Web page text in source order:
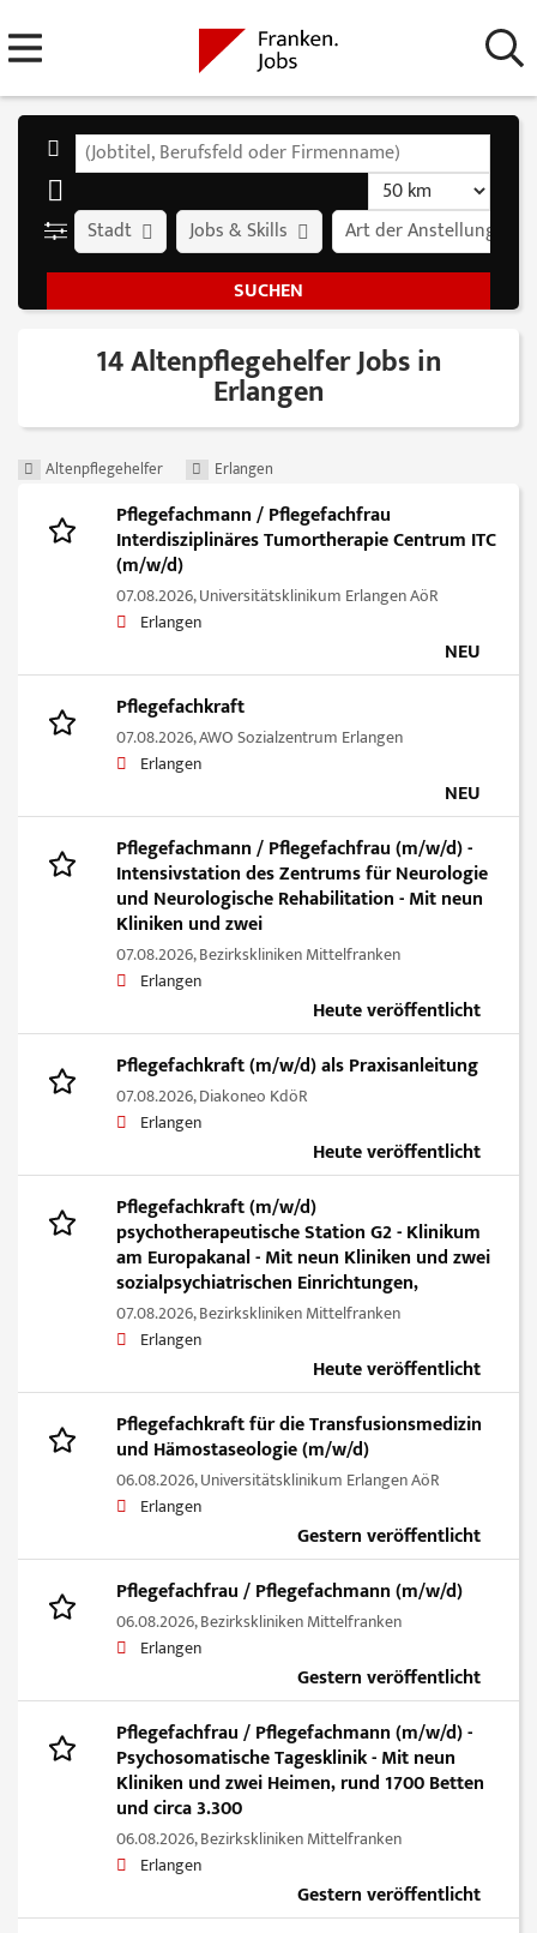
Stadt Art der Anstellung
Jobs & Skills
14 Altenpflegehelfer Jobs in
Erlangen
Altenpflegehelfer Erlangen
Pflegefachmann / Pflegefachfrau
Interdisziplinäres Tumortherapie Centrum ITC
(m/w/d)
07.08.2026,Universitätsklinikum Erlangen AöR
Erlangen
NEU
Pflegefachkraft
07.08.2026,AWO Sozialzentrum Erlangen
Erlangen
NEU
Pflegefachmann / Pflegefachfrau (m/w/d) -
Intensivstation des Zentrums für Neurologie
und Neurologische Rehabilitation - Mit neun
Kliniken und zwei
07.08.2026,Bezirkskliniken Mittelfranken
Erlangen
Heute veröffentlicht
Pflegefachkraft (m/w/d) als Praxisanleitung
07.08.2026,Diakoneo KdöR
Erlangen
Heute veröffentlicht
Pflegefachkraft (m/w/d)
psychotherapeutische Station G2 - Klinikum
am Europakanal - Mit neun Kliniken und zwei
sozialpsychiatrischen Einrichtungen,
07.08.2026,Bezirkskliniken Mittelfranken
Erlangen
Heute veröffentlicht
Pflegefachkraft für die Transfusionsmedizin
und Hämostaseologie (m/w/d)
06.08.2026,Universitätsklinikum Erlangen AöR
Erlangen
Gestern veröffentlicht
Pflegefachfrau / Pflegefachmann (m/w/d)
06.08.2026,Bezirkskliniken Mittelfranken
Erlangen
Gestern veröffentlicht
Pflegefachfrau / Pflegefachmann (m/w/d) -
Psychosomatische Tagesklinik - Mit neun
Kliniken und zwei Heimen, rund 1700 Betten
und circa 3.300
06.08.2026,Bezirkskliniken Mittelfranken
Erlangen
Gestern veröffentlicht